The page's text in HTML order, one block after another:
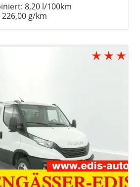
8,20 l/100km
226,00 g/km